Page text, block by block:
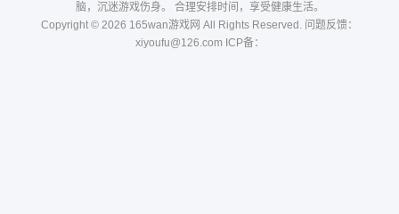
脑，沉迷游戏伤身。 合理安排时间，享受健康生活。
Copyright © 2026 165wan游戏网 All Rights Reserved. 问题反馈：
xiyoufu@126.com ICP备：